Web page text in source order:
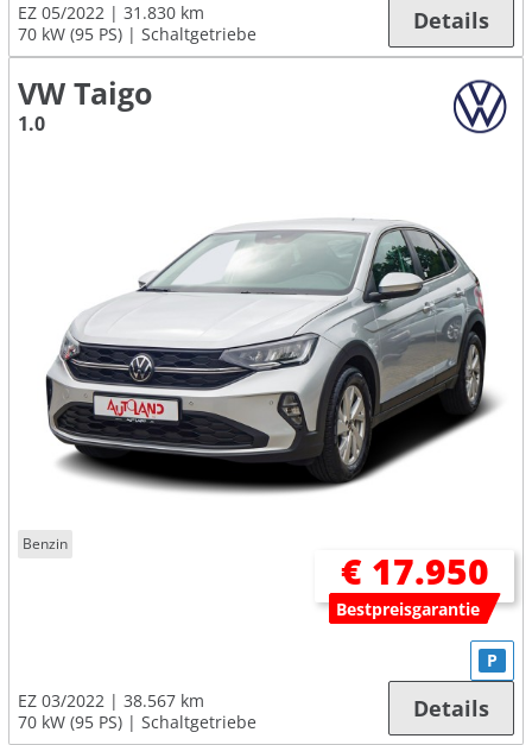
EZ 05/2022
31.830 km
70 kW (95 PS)
Schaltgetriebe Details
VW Taigo
1.0
Benzin
€ 17.950
Bestpreisgarantie
EZ 03/2022
38.567 km
70 kW (95 PS)
Schaltgetriebe
P
Details